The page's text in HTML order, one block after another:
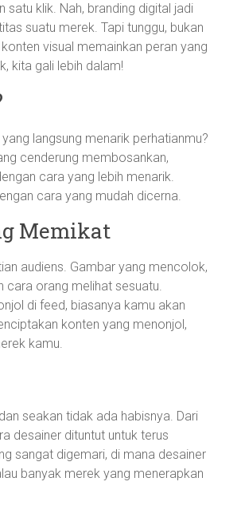
satu klik. Nah, branding digital jadi
suatu merek. Tapi tunggu, bukan
visual memainkan peran yang
kita gali lebih dalam!
langsung menarik perhatianmu?
cenderung membosankan,
cara yang lebih menarik.
cara yang mudah dicerna.
Memikat
audiens. Gambar yang mencolok,
cara orang melihat sesuatu.
di feed, biasanya kamu akan
konten yang menonjol,
kamu.
seakan tidak ada habisnya. Dari
desainer dituntut untuk terus
sangat digemari, di mana desainer
banyak merek yang menerapkan